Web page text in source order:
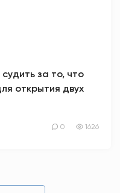
за то, что
открытия двух
0 1626